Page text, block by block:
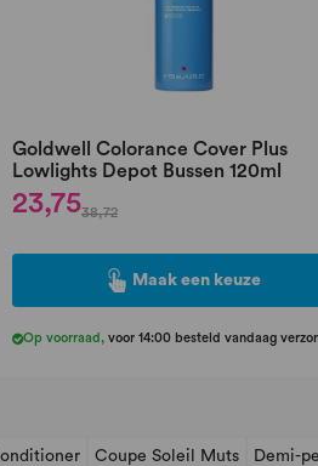
Goldwell Colorance Cover Plus
Lowlights Depot Bussen 120ml
23,7538,72
Maak een keuze
Op voorraad , voor 14:00 besteld vandaag
Coupe Soleil Muts Demi-